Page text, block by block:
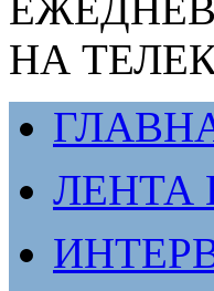
НА
ЛЕНТА